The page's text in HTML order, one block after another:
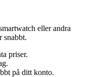
eller andra
snabbt.
priser.
på ditt konto.